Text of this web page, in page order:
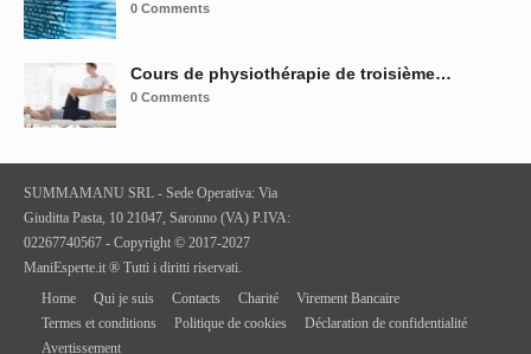
0 Comments
Cours de physiothérapie de troisième…
0 Comments
SUMMAMANU SRL - Sede Operativa: Via
Giuditta Pasta, 10 21047, Saronno (VA) P.IVA:
02267740567 - Copyright © 2017-2027
ManiEsperte.it ® Tutti i diritti riservati.
Home
Qui je suis Contacts Charité
Virement Bancaire
Termes et conditions
Politique de cookies
Déclaration de confidentialité
Avertissement